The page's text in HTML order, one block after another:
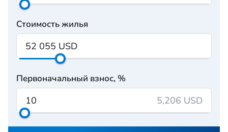
Стоимость жилья
Первоначальный взнос, %
5,206 USD